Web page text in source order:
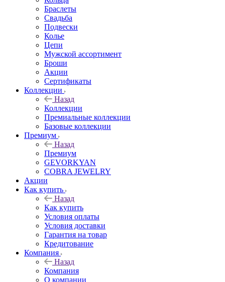
Браслеты
Свадьба
Подвески
Колье
Цепи
Мужской ассортимент
Броши
Акции
Сертификаты
Коллекции
Назад
Коллекции
Премиальные коллекции
Базовые коллекции
Премиум
Назад
Премиум
GEVORKYAN
COBRA JEWELRY
Акции
Как купить
Назад
Как купить
Условия оплаты
Условия доставки
Гарантия на товар
Кредитование
Компания
Назад
Компания
О компании